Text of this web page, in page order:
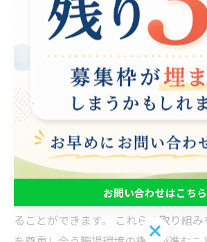
この制度では、多様な背景を持つ社員
プを結び、知識や経験を共有すること
能力を引き出すことができます。 次に
勤務形態の導入です。リモートワーク
個々のライフスタイルに合わせた働
で、多様な才能を持つ人々がそれぞ
すくなります。 また、トレーニング
通じたスキルアップの機会を設けるこ
体的な事例として、特定のニーズを持
た専門的な研修を行うことで、職場に
ることができます。 これらの取り組
お問い合わせはこちら
お問い合わせはこちら